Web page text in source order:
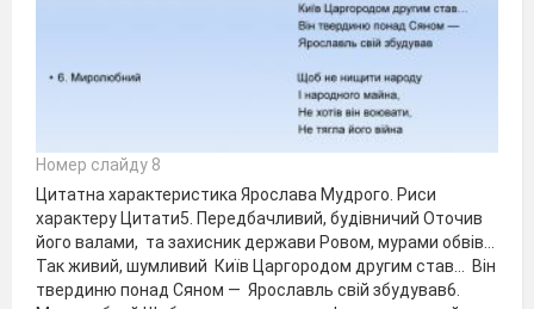
Номер слайду 8
Цитатна характеристика Ярослава Мудрого. Риси
характеру Цитати5. Передбачливий, будівничий Оточив
його валами, та захисник держави Ровом, мурами обвів…
Так живий, шумливий Київ Царгородом другим став… Він
твердиню понад Сяном — Ярославль свій збудував6.